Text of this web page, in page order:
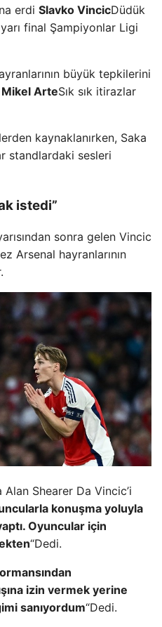
erdi Slavko VincicDüdük
final Şampiyonlar Ligi
büyük tepkilerini
Mikel ArteSık sık itirazlar
kaynaklanırken, Saka
standlardaki sesleri
istedi”
sonra gelen Vincic
Arsenal hayranlarının
Shearer Da Vincic’i
konuşma yoluyla
Oyuncular için
“Dedi.
izin vermek yerine
sanıyordum“Dedi.